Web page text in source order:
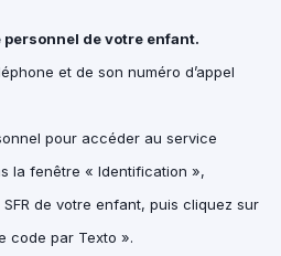
personnel de votre enfant.
et de son numéro d’appel
pour accéder au service
la fenêtre « Identification »,
de votre enfant, puis cliquez sur
code par Texto ».